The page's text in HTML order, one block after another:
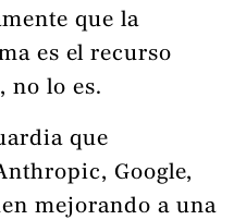
que la
es el recurso
no lo es.
que
Google,
mejorando a una